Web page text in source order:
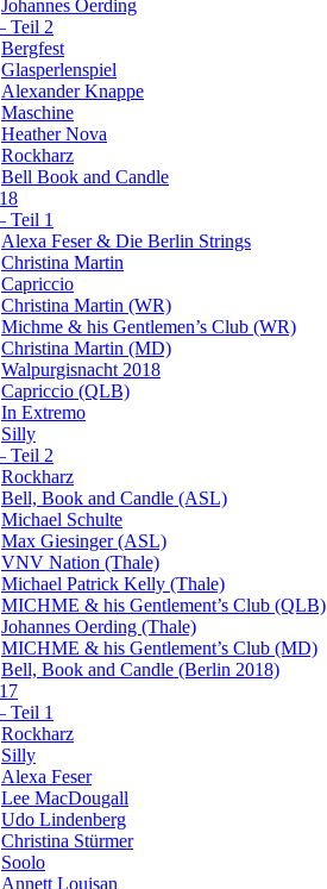
Johannes Oerding
Teil 2
Bergfest
Glasperlenspiel
Alexander Knappe
Maschine
Heather Nova
Rockharz
Bell Book and Candle
Teil 1
Alexa Feser & Die Berlin Strings
Christina Martin
Capriccio
Christina Martin (WR)
Michme & his Gentlemen’s Club (WR)
Christina Martin (MD)
Walpurgisnacht 2018
Capriccio (QLB)
In Extremo
Silly
Teil 2
Rockharz
Bell, Book and Candle (ASL)
Michael Schulte
Max Giesinger (ASL)
VNV Nation (Thale)
Michael Patrick Kelly (Thale)
MICHME & his Gentlement’s Club (QLB)
Johannes Oerding (Thale)
MICHME & his Gentlement’s Club (MD)
Bell, Book and Candle (Berlin 2018)
Teil 1
Rockharz
Silly
Alexa Feser
Lee MacDougall
Udo Lindenberg
Christina Stürmer
Soolo
Annett Louisan